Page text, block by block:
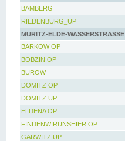
BAMBERG
RIEDENBURG_UP
MÜRITZ-ELDE-WASSERSTRASSE
BARKOW OP
BOBZIN OP
BUROW
DÖMITZ OP
DÖMITZ UP
ELDENA OP
FINDENWIRUNSHIER OP
GARWITZ UP